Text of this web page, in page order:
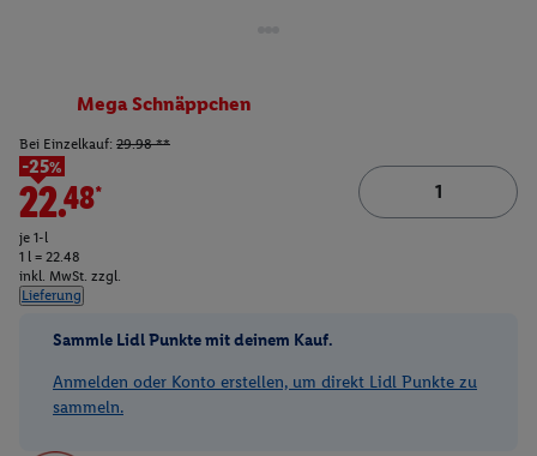
Mega Schnäppchen
Bei Einzelkauf: 29.98 **
-25%
22.48*
je 1-l
1 l = 22.48
inkl. MwSt. zzgl.
Lieferung
Sammle Lidl Punkte mit deinem Kauf.
Anmelden oder Konto erstellen, um direkt Lidl Punkte zu
sammeln.